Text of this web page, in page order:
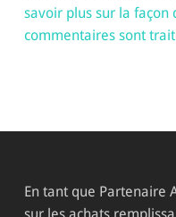
savoir plus sur la façon
commentaires sont
En tant que Partenaire